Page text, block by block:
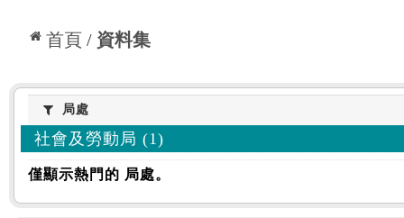
首頁 資料集
:::
局處局處
社會及勞動局 (1)
僅顯示熱門的 局處。